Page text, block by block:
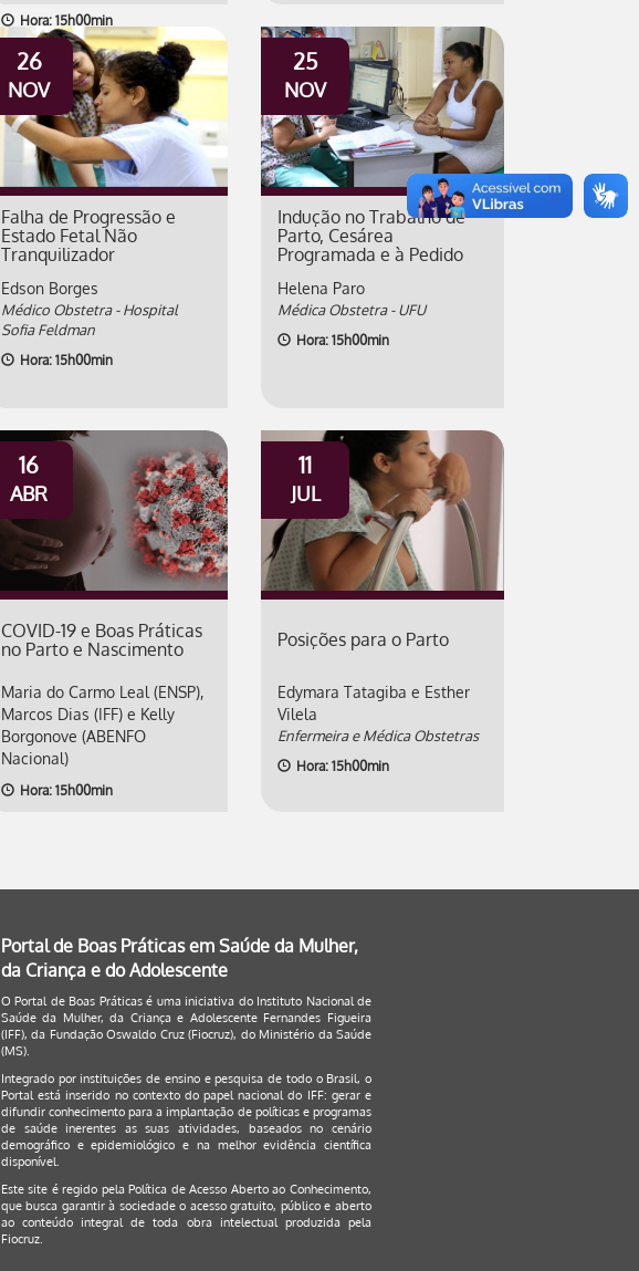
Hora: 15h00min
26
NOV
Falha de Progressão e
Estado Fetal Não
Tranquilizador
Edson Borges
Médico Obstetra - Hospital
Sofia Feldman
Hora: 15h00min
25
NOV
Indução no Trabalho de
Parto, Cesárea
Programada e à Pedido
Helena Paro
Médica Obstetra - UFU
Hora: 15h00min
16
ABR
COVID-19 e Boas Práticas
no Parto e Nascimento
Maria do Carmo Leal (ENSP),
Marcos Dias (IFF) e Kelly
Borgonove (ABENFO
Nacional)
Hora: 15h00min
11
JUL
Posições para o Parto
Edymara Tatagiba e Esther
Vilela
Enfermeira e Médica Obstetras
Hora: 15h00min
Portal de Boas Práticas em Saúde da Mulher,
da Criança e do Adolescente
O Portal de Boas Práticas é uma iniciativa do Instituto Nacional de
Saúde da Mulher, da Criança e Adolescente Fernandes Figueira
(IFF), da Fundação Oswaldo Cruz (Fiocruz), do Ministério da Saúde
(MS).
Integrado por instituições de ensino e pesquisa de todo o Brasil, o
Portal está inserido no contexto do papel nacional do IFF: gerar e
difundir conhecimento para a implantação de políticas e programas
de saúde inerentes as suas atividades, baseados no cenário
demográfico e epidemiológico e na melhor evidência científica
disponível.
Este site é regido pelaPolítica de Acesso Aberto ao Conhecimento,
que busca garantir à sociedade o acesso gratuito, público e aberto
ao conteúdo integral de toda obra intelectual produzida pela
Fiocruz.